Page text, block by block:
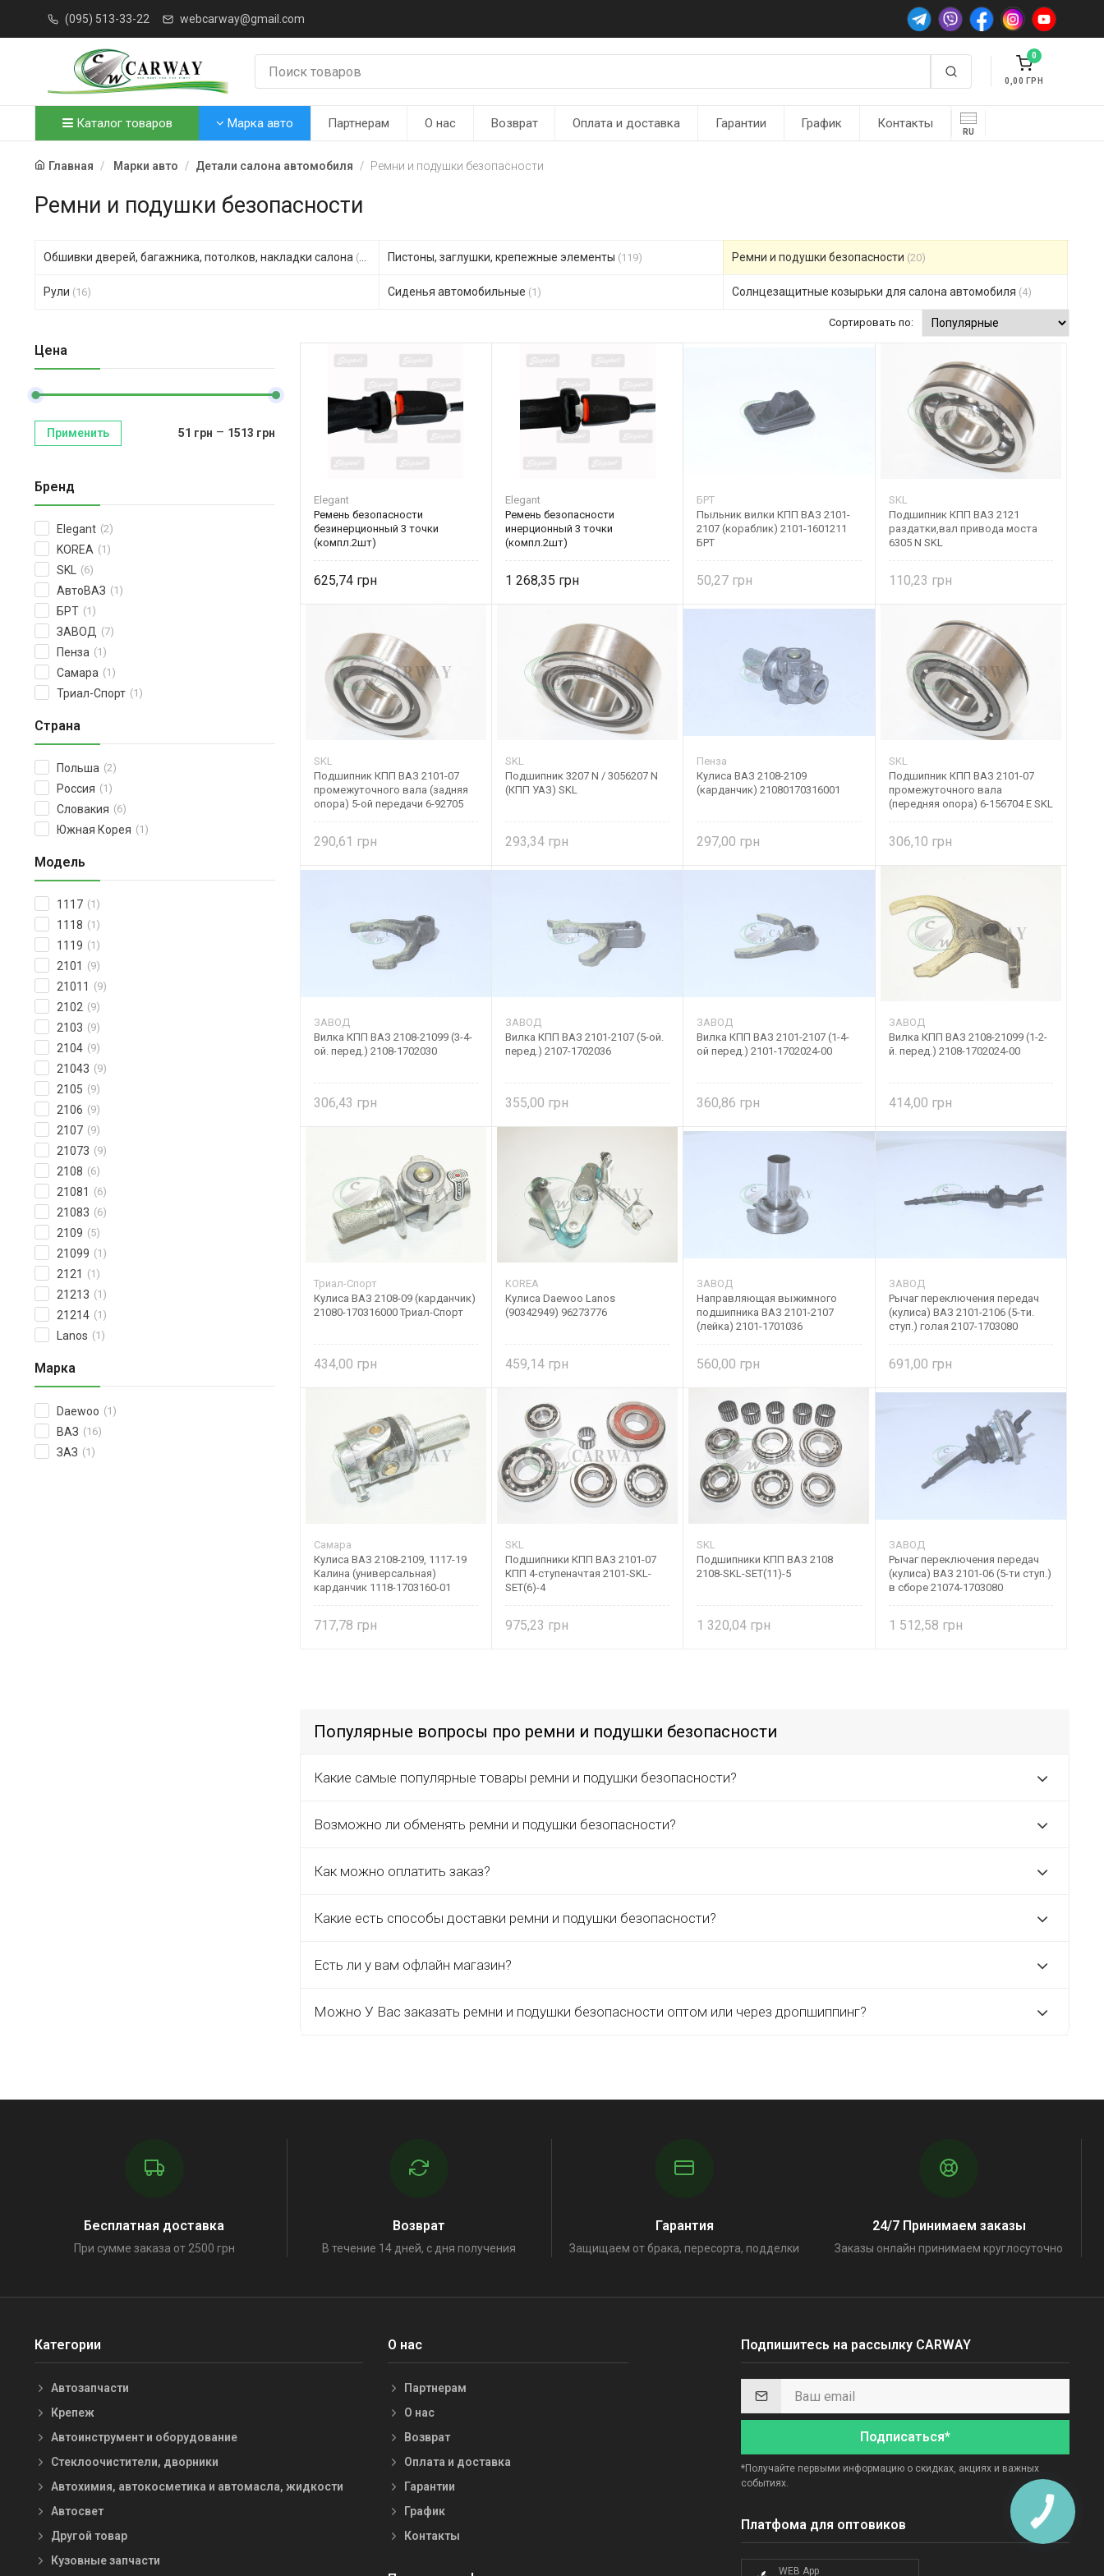
(095) 513-33-22 webcarway@gmail.com
0
0,00
Каталог товаров Марка авто Партнерам О нас Возврат Оплата и доставка Гарантии График Контакты
RU
Главная Марки авто Детали салона автомобиля Ремни и подушки безопасности
Ремни и подушки безопасности
Обшивки дверей, багажника, потолков, накладки салона (51) Пистоны, заглушки, крепежные элементы (119) Ремни и подушки безопасности (20)
Рули (16) Сиденья автомобильные (1) Солнцезащитные козырьки для салона автомобиля (4)
Цена
Применить 51 грн – 1513 грн
Бренд
Elegant (2)
KOREA (1)
SKL (6)
АвтоВАЗ (1)
БРТ (1)
ЗАВОД (7)
Пенза (1)
Самара (1)
Триал-Спорт (1)
Страна
Польша (2)
Россия (1)
Словакия (6)
Южная Корея (1)
Модель
1117 (1)
1118 (1)
1119 (1)
2101 (9)
21011 (9)
2102 (9)
2103 (9)
2104 (9)
21043 (9)
2105 (9)
2106 (9)
2107 (9)
21073 (9)
2108 (6)
21081 (6)
21083 (6)
2109 (5)
21099 (1)
2121 (1)
21213 (1)
21214 (1)
Lanos (1)
Марка
Daewoo (1)
ВАЗ (16)
ЗАЗ (1)
Сортировать по:
Elegant
Ремень безопасности
безинерционный 3 точки
(компл.2шт)
625,74
Elegant
Ремень безопасности
инерционный 3 точки
(компл.2шт)
1 268,35
БРТ
Пыльник вилки КПП ВАЗ 2101-
2107 (кораблик) 2101-1601211
БРТ
50,27
SKL
Подшипник КПП ВАЗ 2121
раздатки,вал привода моста
6305 N SKL
110,23
SKL
Подшипник КПП ВАЗ 2101-07
промежуточного вала (задняя
опора) 5-ой передачи 6-92705
290,61
SKL
Подшипник 3207 N / 3056207 N
(КПП УАЗ) SKL
293,34
Пенза
Кулиса ВАЗ 2108-2109
(карданчик) 21080170316001
297,00
SKL
Подшипник КПП ВАЗ 2101-07
промежуточного вала
(передняя опора) 6-156704 E SKL
306,10
ЗАВОД
Вилка КПП ВАЗ 2108-21099 (3-4-
ой. перед.) 2108-1702030
306,43
ЗАВОД
Вилка КПП ВАЗ 2101-2107 (5-ой.
перед.) 2107-1702036
355,00
ЗАВОД
Вилка КПП ВАЗ 2101-2107 (1-4-
ой перед.) 2101-1702024-00
360,86
ЗАВОД
Вилка КПП ВАЗ 2108-21099 (1-2-
й. перед.) 2108-1702024-00
414,00
Триал-Спорт
Кулиса ВАЗ 2108-09 (карданчик)
21080-170316000 Триал-Спорт
434,00
KOREA
Кулиса Daewoo Lanos
(90342949) 96273776
459,14
ЗАВОД
Направляющая выжимного
подшипника ВАЗ 2101-2107
(лейка) 2101-1701036
560,00
ЗАВОД
Рычаг переключения передач
(кулиса) ВАЗ 2101-2106 (5-ти.
ступ.) голая 2107-1703080
691,00
Самара
Кулиса ВАЗ 2108-2109, 1117-19
Калина (универсальная)
карданчик 1118-1703160-01
717,78
SKL
Подшипники КПП ВАЗ 2101-07
КПП 4-ступеначтая 2101-SKL-
SET(6)-4
975,23
SKL
Подшипники КПП ВАЗ 2108
2108-SKL-SET(11)-5
1 320,04
ЗАВОД
Рычаг переключения передач
(кулиса) ВАЗ 2101-06 (5-ти ступ.)
в сборе 21074-1703080
1 512,58
Популярные вопросы про ремни и подушки безопасности
Какие самые популярные товары ремни и подушки безопасности?
Возможно ли обменять ремни и подушки безопасности?
Как можно оплатить заказ?
Какие есть способы доставки ремни и подушки безопасности?
Есть ли у вам офлайн магазин?
Можно У Вас заказать ремни и подушки безопасности оптом или через дропшиппинг?
Бесплатная доставка
При сумме заказа от 2500 грн
Возврат
В течение 14 дней, с дня получения
Гарантия
Защищаем от брака, пересорта, подделки
24/7 Принимаем заказы
Заказы онлайн принимаем круглосуточно
Категории
Автозапчасти
Крепеж
Автоинструмент и оборудование
Стеклоочистители, дворники
Автохимия, автокосметика и автомасла, жидкости
Автосвет
Другой товар
Кузовные запчасти
О нас
Партнерам
О нас
Возврат
Оплата и доставка
Гарантии
График
Контакты
Подпишитесь на рассылку CARWAY
Подписаться*
*Получайте первыми информацию о скидках, акциях и важных
событиях.
Платфома для оптовиков
WEB App